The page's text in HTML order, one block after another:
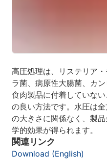
高圧処理は、リステリア
ラ菌、病原性大腸菌、カ
食肉製品に付着していな
の良い方法です。水圧は
の大きさに関係なく、製
学的効果が得られます。
関連リンク
Download (English)